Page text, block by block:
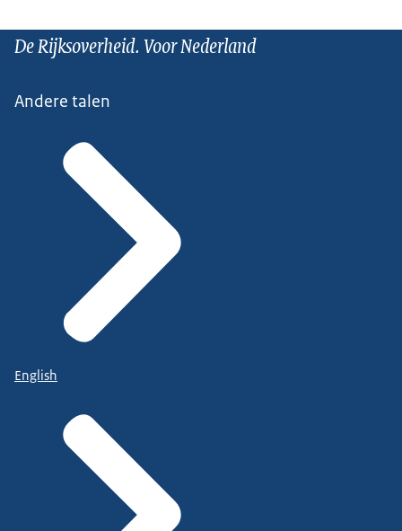
De Rijksoverheid. Voor Nederland
Andere talen
English